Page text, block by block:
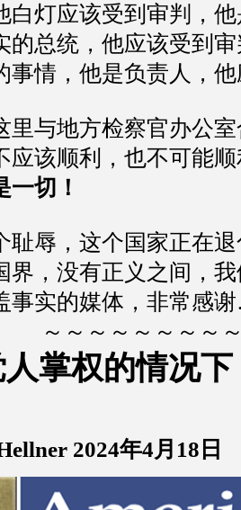
白灯应该受到审判，
的总统，他应该受到
事情，他是负责人，
里与地方检察官办公
应该顺利，也不可能
一切！
耻辱，这个国家正在
界，没有正义之间，
事实的媒体，非常感
～～～～～～～～
掌权的情况
2024年4月18日